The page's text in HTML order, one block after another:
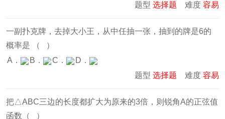
题型 选择题 难度 容易
一副扑克牌，去掉大小王，从中任抽一张，抽到的牌是6的
概率是 （ ）
A．
B． C．
D．
题型 选择题 难度 容易
把△ABC三边的长度都扩大为原来的3倍，则锐角A的正弦值
函数（ ）